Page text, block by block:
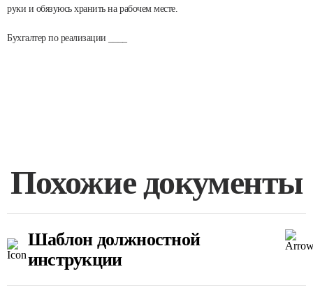
руки и обязуюсь хранить на рабочем месте.
Бухгалтер по реализации ____
Похожие документы
Шаблон должностной
инструкции